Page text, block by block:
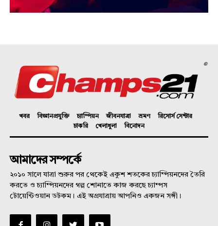
©
খবর বিজ্ঞানপ্রযুক্তি চ্যাম্পিয়ন জীবনযাত্রা ভ্রমণ
রিসোর্স সেন্টার
চাকরি
খেলাধুলা বিনোদন
আমাদের সম্পর্কে
২০১০ সালে যাত্রা শুরুর পর থেকেই একুশ শতকের চ্যাম্পিয়নদের তৈরি
করতে ও চ্যাম্পিয়নদের গল্প শোনাতে কাজ করছে চ্যাম্পস
টোয়েন্টিওয়ান ডটকম। এই অগ্রযাত্রায় আপনিও একজন সঙ্গী।